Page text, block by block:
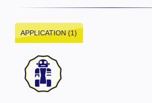
APPLICATION (1)